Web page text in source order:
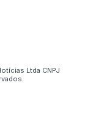
Ltda CNPJ